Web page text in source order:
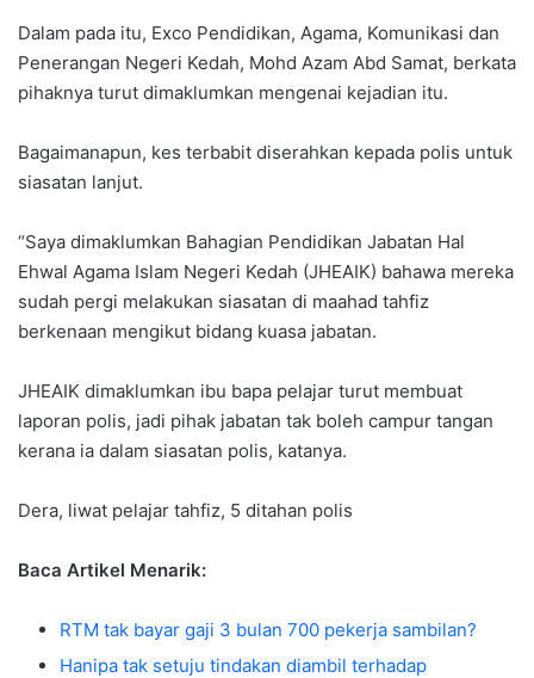
Dalam pada itu, Exco Pendidikan, Agama, Komunikasi dan
Penerangan Negeri Kedah, Mohd Azam Abd Samat, berkata
pihaknya turut dimaklumkan mengenai kejadian itu.
Bagaimanapun, kes terbabit diserahkan kepada polis untuk
siasatan lanjut.
“Saya dimaklumkan Bahagian Pendidikan Jabatan Hal
Ehwal Agama Islam Negeri Kedah (JHEAIK) bahawa mereka
sudah pergi melakukan siasatan di maahad tahfiz
berkenaan mengikut bidang kuasa jabatan.
JHEAIK dimaklumkan ibu bapa pelajar turut membuat
laporan polis, jadi pihak jabatan tak boleh campur tangan
kerana ia dalam siasatan polis, katanya.
Dera, liwat pelajar tahfiz, 5 ditahan polis
Baca Artikel Menarik:
RTM tak bayar gaji 3 bulan 700 pekerja sambilan?
Hanipa tak setuju tindakan diambil terhadap